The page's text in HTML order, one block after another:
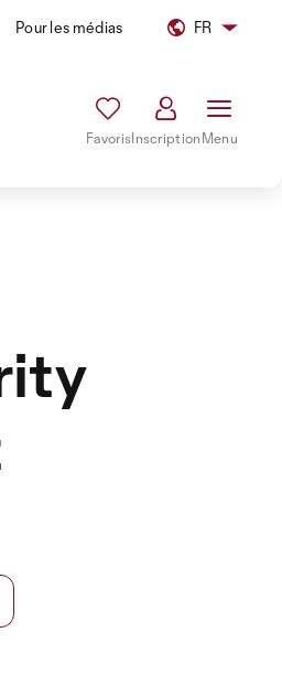
Pour les médias FR
FavorisInscriptionMenu